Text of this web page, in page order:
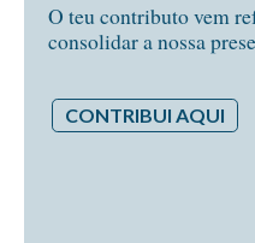
O teu contributo vem
consolidar a nossa
CONTRIBUI AQUI